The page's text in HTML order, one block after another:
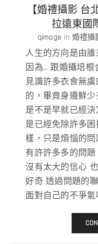
【婚禮攝影 台
拉遠東國
qimage in 婚禮攝
人生的方向是由
因為… 跟婚攝培
見識許多衣食無
的，畢竟身邊鮮
是不是早就已經
是已經免除許多
樣，只是煩惱的
有許許多多的問
沒有太大的信心
好奇 透過問題的
面對自己的不爭氣